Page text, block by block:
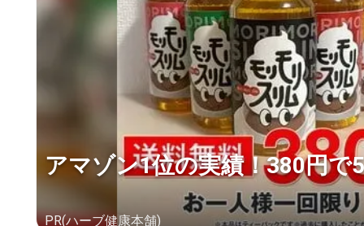
アマゾン1位の実績！380円で
PR(ハーブ健康本舗)